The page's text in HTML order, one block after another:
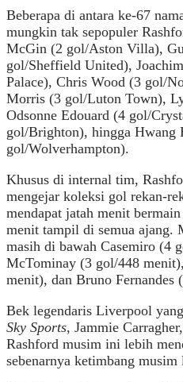
Beberapa di antara ke-67
mungkin tak sepopuler
McGin (2 gol/Aston Villa),
gol/Sheffield United),
Palace), Chris Wood (3 gol/
Morris (3 gol/Luton Town),
Odsonne Edouard (4 gol/
gol/Brighton), hingga Hwang
gol/Wolverhampton).
Khusus di internal tim,
mengejar koleksi gol rekan-
mendapat jatah menit
menit tampil di semua ajang.
masih di bawah Casemiro (4
McTominay (3 gol/448
menit), dan Bruno Fernandes
Bek legendaris Liverpool
Sky Sports, Jammie
Rashford musim ini lebih
sebenarnya ketimbang musim